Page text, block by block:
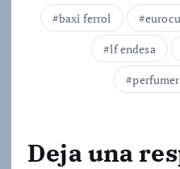
d
o
baxi ferrol
lf endesa
Deja una